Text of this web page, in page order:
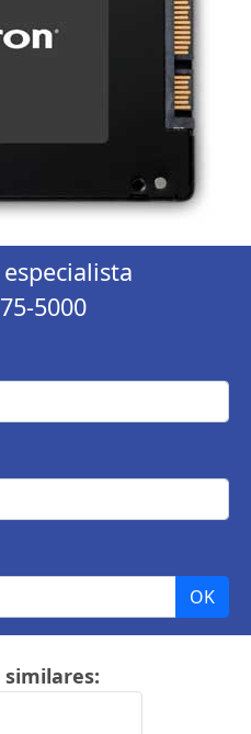
5000